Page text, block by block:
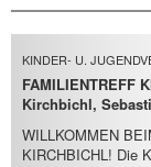
KINDER- U.
FAMILIENTREFF
Kirchbichl,
WILLKOMMEN
KIRCHBICHL! Die